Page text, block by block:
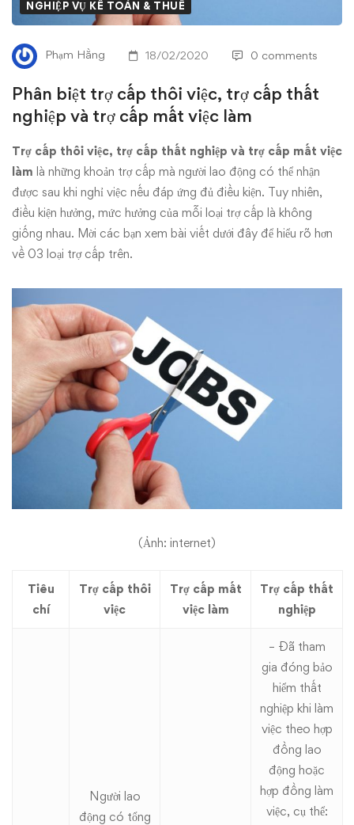
thôi
việc,
trợ
cấp
thất
nghiệp
và
trợ
cấp
mất
việc
làm
NGHIỆP VỤ KẾ TOÁN & THUẾ
Phạm Hằng 18/02/2020 0 comments
Phân biệt trợ cấp thôi việc, trợ cấp thất
nghiệp và trợ cấp mất việc làm
Trợ cấp thôi việc, trợ cấp thất nghiệp và trợ cấp mất việc
làm là những khoản trợ cấp mà người lao động có thể nhận
được sau khi nghỉ việc nếu đáp ứng đủ điều kiện. Tuy nhiên,
điều kiện hưởng, mức hưởng của mỗi loại trợ cấp là không
giống nhau. Mời các bạn xem bài viết dưới đây để hiểu rõ hơn
về 03 loại trợ cấp trên.
(Ảnh: internet)
Tiêu
chí
Trợ cấp thôi
việc
Trợ cấp mất
việc làm
Trợ cấp thất
nghiệp
Người lao
động có tổng
– Đã tham
gia đóng bảo
hiểm thất
nghiệp khi làm
việc theo hợp
đồng lao
động hoặc
hợp đồng làm
việc, cụ thể: